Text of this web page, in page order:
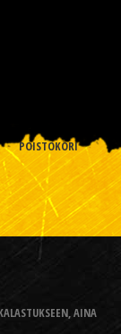
POISTOKORI
AINA